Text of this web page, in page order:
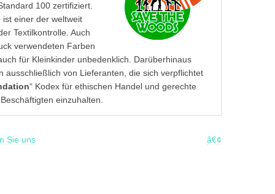
100 zertifiziert.
ist einer der weltweit
Textilkontrolle. Auch
verwendeten Farben
für Kleinkinder unbedenklich. Darüberhinaus
ausschließlich von Lieferanten, die sich verpflichtet
“ Kodex für ethischen Handel und gerechte
einzuhalten.
Sie uns â€¢